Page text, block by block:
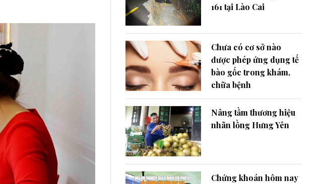
161 tại Lào Cai
Chưa có cơ sở nào
được phép ứng dụng tế
bào gốc trong khám,
chữa bệnh
Nâng tầm thương hiệu
nhãn lồng Hưng Yên
Chứng khoán hôm nay